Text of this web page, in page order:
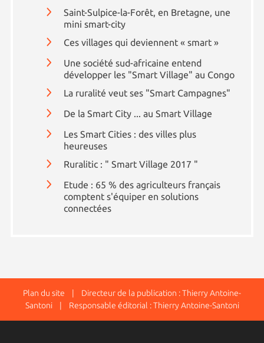
Saint-Sulpice-la-Forêt, en Bretagne, une
mini smart-city
Ces villages qui deviennent « smart »
Une société sud-africaine entend
développer les "Smart Village" au Congo
La ruralité veut ses "Smart Campagnes"
De la Smart City ... au Smart Village
Les Smart Cities : des villes plus
heureuses
Ruralitic : " Smart Village 2017 "
Etude : 65 % des agriculteurs français
comptent s'équiper en solutions
connectées
Plan du site | Directeur de la publication : Thierry Antoine-
Santoni | Responsable éditorial : Thierry Antoine-Santoni